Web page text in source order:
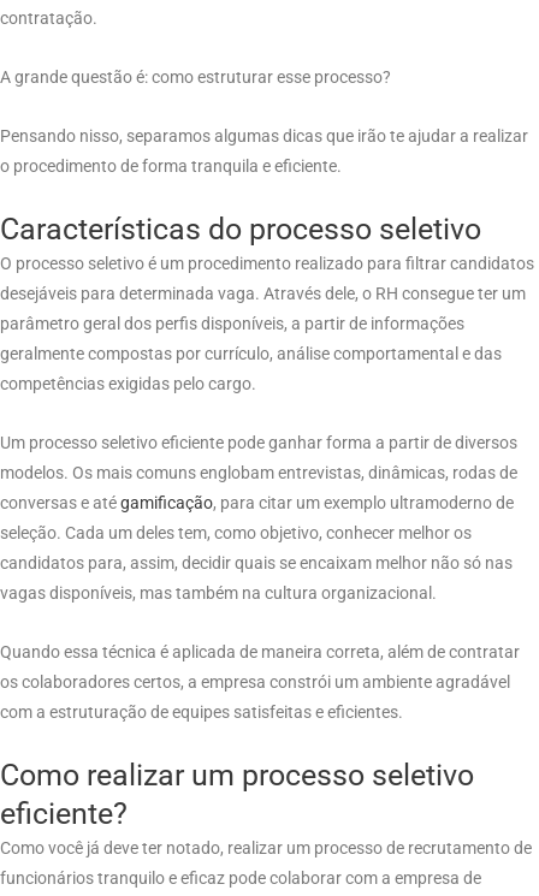
contratação.
A grande questão é: como estruturar esse processo?
Pensando nisso, separamos algumas dicas que irão te ajudar a realizar
o procedimento de forma tranquila e eficiente.
Características do processo seletivo
O processo seletivo é um procedimento realizado para filtrar candidatos
desejáveis para determinada vaga. Através dele, o RH consegue ter um
parâmetro geral dos perfis disponíveis, a partir de informações
geralmente compostas por currículo, análise comportamental e das
competências exigidas pelo cargo.
Um processo seletivo eficiente pode ganhar forma a partir de diversos
modelos. Os mais comuns englobam entrevistas, dinâmicas, rodas de
conversas e atégamificação, para citar um exemplo ultramoderno de
seleção. Cada um deles tem, como objetivo, conhecer melhor os
candidatos para, assim, decidir quais se encaixam melhor não só nas
vagas disponíveis, mas também na cultura organizacional.
Quando essa técnica é aplicada de maneira correta, além de contratar
os colaboradores certos, a empresa constrói um ambiente agradável
com a estruturação de equipes satisfeitas e eficientes.
Como realizar um processo seletivo
eficiente?
Como você já deve ter notado, realizar um processo de recrutamento de
funcionários tranquilo e eficaz pode colaborar com a empresa de